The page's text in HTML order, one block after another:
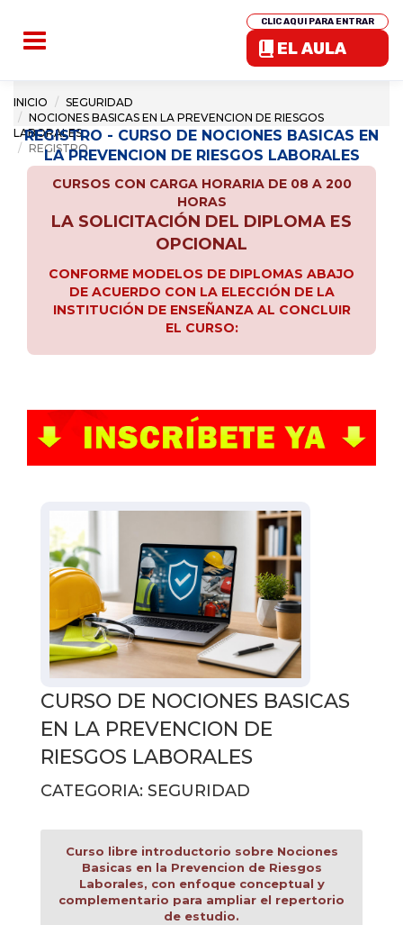
CLIC AQUI PARA ENTRAR
EL AULA
INICIO
SEGURIDAD
NOCIONES BASICAS EN LA PREVENCION DE RIESGOS
LABORALES
REGISTRO
REGISTRO - CURSO DE NOCIONES BASICAS EN
LA PREVENCION DE RIESGOS LABORALES
CURSOS CON CARGA HORARIA DE 08 A 200
HORAS
LA SOLICITACIÓN DEL DIPLOMA ES
OPCIONAL
CONFORME MODELOS DE DIPLOMAS ABAJO
DE ACUERDO CON LA ELECCIÓN DE LA
INSTITUCIÓN DE ENSEÑANZA AL CONCLUIR
EL CURSO:
CURSO DE NOCIONES BASICAS
EN LA PREVENCION DE
RIESGOS LABORALES
CATEGORIA: SEGURIDAD
Curso libre introductorio sobre Nociones
Basicas en la Prevencion de Riesgos
Laborales, con enfoque conceptual y
complementario para ampliar el repertorio
de estudio.